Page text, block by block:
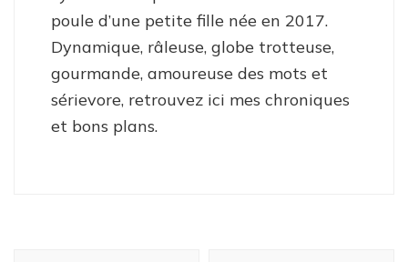
poule d’une petite fille née en 2017.
Dynamique, râleuse, globe trotteuse,
gourmande, amoureuse des mots et
sérievore, retrouvez ici mes chroniques
et bons plans.